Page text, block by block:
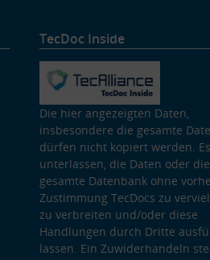
TecDoc Inside
Die hier angezeigten Daten,
insbesondere die gesamte
dürfen nicht kopiert werden.
unterlassen, die Daten oder die
gesamte Datenbank ohne
Zustimmung TecDocs zu
zu verbreiten und/oder diese
Handlungen durch Dritte
lassen. Ein Zuwiderhandeln